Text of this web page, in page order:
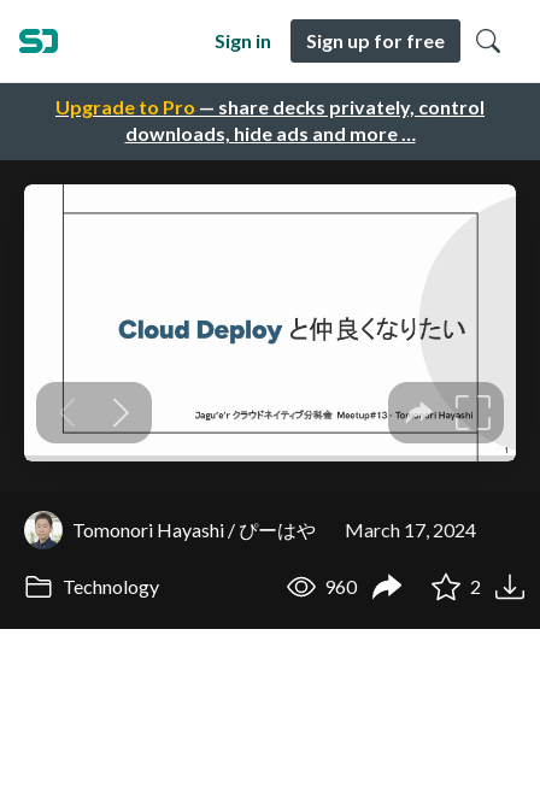
Upgrade to Pro — share decks privately, control
downloads, hide ads and more …
Sign in Sign up for free
Tomonori Hayashi / ぴーはや March 17, 2024
Technology 960 2